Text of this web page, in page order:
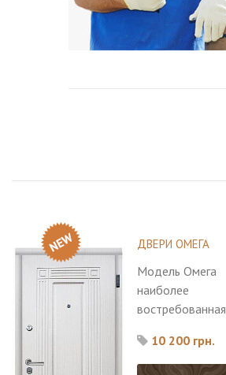
ДВЕРИ ОМЕГА
Модель Омега
наиболее
востребованная
большой выбор
моделей.
10 200 грн.